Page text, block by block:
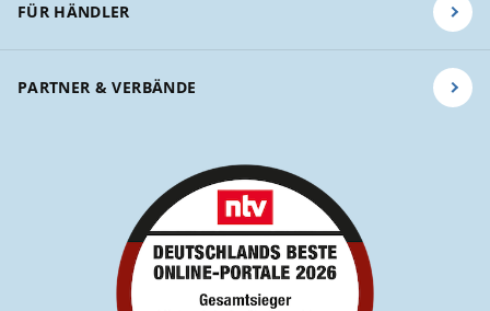
FÜR HÄNDLER
PARTNER & VERBÄNDE